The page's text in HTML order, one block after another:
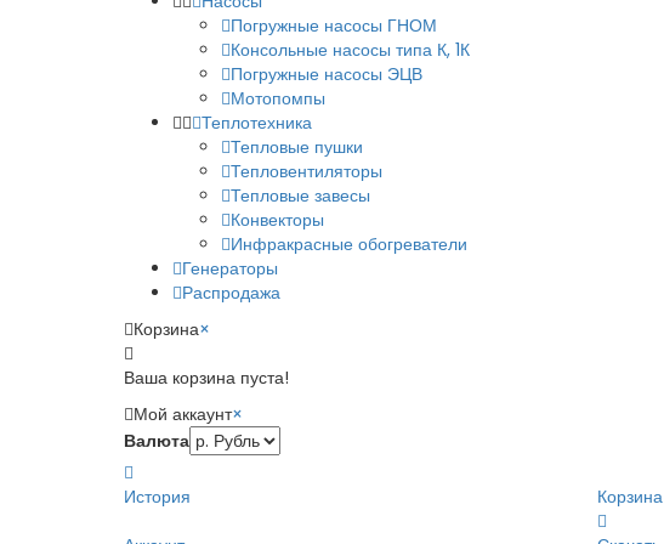
Погружные насосы ГНОМ
Консольные насосы типа К, 1К
Погружные насосы ЭЦВ
Мотопомпы
Теплотехника
Тепловые пушки
Тепловентиляторы
Тепловые завесы
Конвекторы
Инфракрасные обогреватели
Генераторы
Распродажа
Корзина×
Ваша корзина пуста!
Мой аккаунт×
Валюта
История Корзина